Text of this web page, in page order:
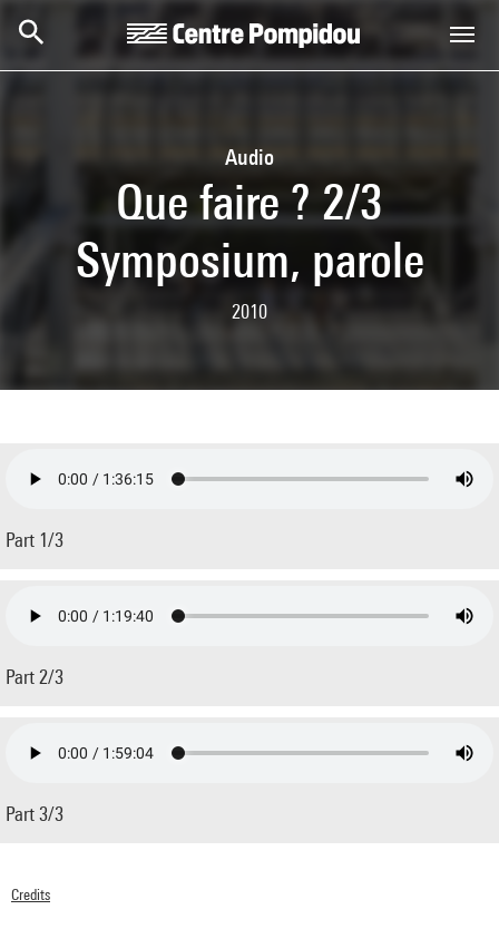
Audio
Que faire ? 2/3
Symposium, parole
2010
Part 1/3
Part 2/3
Part 3/3
Credits